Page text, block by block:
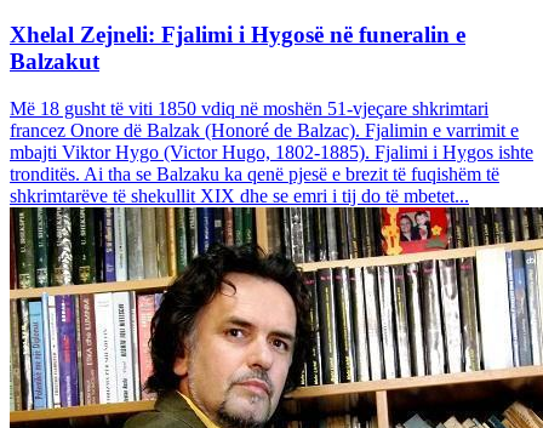
Xhelal Zejneli: Fjalimi i Hygosë në funeralin e
Balzakut
Më 18 gusht të viti 1850 vdiq në moshën 51-vjeçare shkrimtari
francez Onore dë Balzak (Honoré de Balzac). Fjalimin e varrimit e
mbajti Viktor Hygo (Victor Hugo, 1802-1885). Fjalimi i Hygos ishte
tronditës. Ai tha se Balzaku ka qenë pjesë e brezit të fuqishëm të
shkrimtarëve të shekullit XIX dhe se emri i tij do të mbetet...